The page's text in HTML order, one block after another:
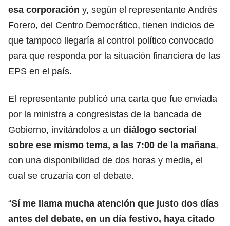
esa corporación y, según el representante Andrés
Forero, del Centro Democrático, tienen indicios de
que tampoco llegaría al control político convocado
para que responda por la situación financiera de las
EPS en el país.
El representante publicó una carta que fue enviada
por la ministra a congresistas de la bancada de
Gobierno, invitándolos a un diálogo sectorial
sobre ese mismo tema, a las 7:00 de la mañana,
con una disponibilidad de dos horas y media, el
cual se cruzaría con el debate.
“Sí me llama mucha atención que justo dos días
antes del debate, en un día festivo, haya citado